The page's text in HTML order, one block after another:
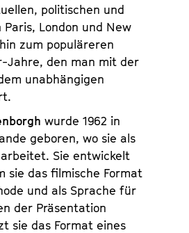
politischen und
London und New
zum populäreren
Jahre, den man mit der
unabhängigen
wurde 1962 in
geboren, wo sie als
Sie entwickelt
sie das filmische Format
und als Sprache für
der Präsentation
sie das Format eines